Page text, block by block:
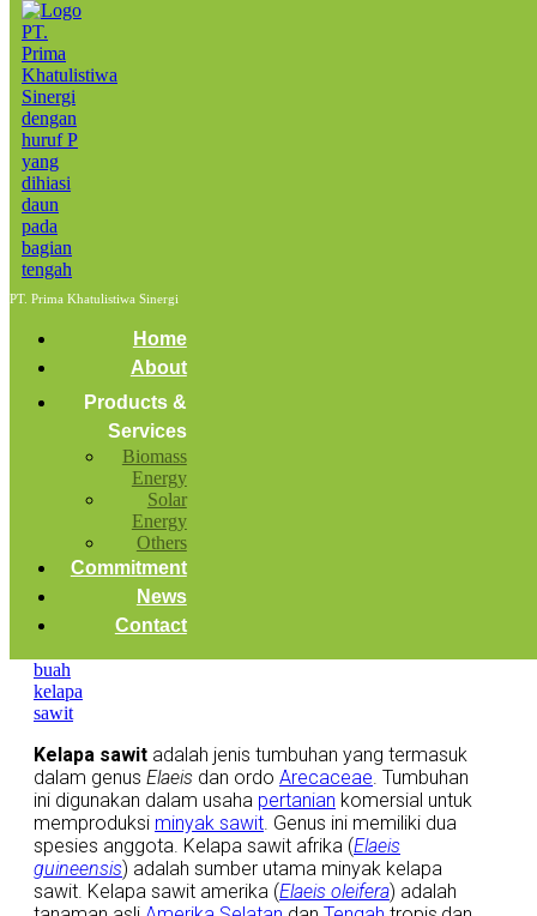
PT. Prima Khatulistiwa Sinergi
Home
About
Products &
Services
Biomass
Energy
Solar
Energy
Others
Commitment
News
Contact
Home
Posts tagged: Aceh
Mengenal Buah Kelapa Sawit
March 18, 2022
by admin
BIOMASS
Mengenal Buah Kelapa Sawit
Kelapa sawit adalah jenis tumbuhan yang termasuk
dalam genus Elaeis dan ordo Arecaceae. Tumbuhan
ini digunakan dalam usaha pertanian komersial untuk
memproduksi minyak sawit. Genus ini memiliki dua
spesies anggota. Kelapa sawit afrika (Elaeis
guineensis) adalah sumber utama minyak kelapa
sawit. Kelapa sawit amerika (Elaeis oleifera) adalah